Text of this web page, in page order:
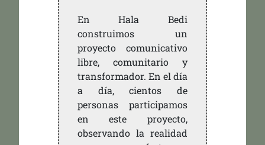
En Hala Bedi
construimos un
proyecto comunicativo
libre, comunitario y
transformador. En el día
a día, cientos de
personas participamos
en este proyecto,
observando la realidad